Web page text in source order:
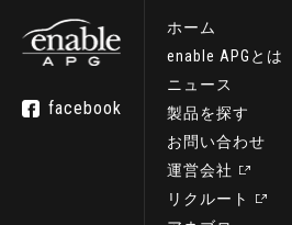
facebook
ホーム
enable APGとは
ニュース
製品を探す
お問い合わせ
運営会社
リクルート